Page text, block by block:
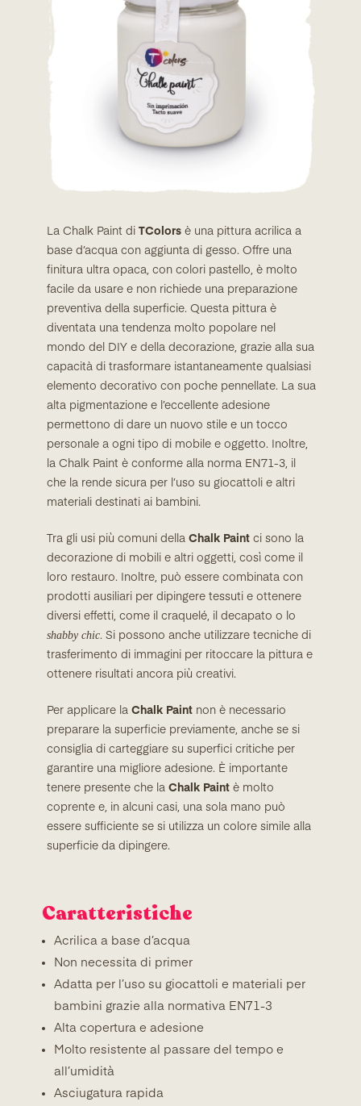
La Chalk Paint di TColors è una pittura acrilica a
base d’acqua con aggiunta di gesso. Offre una
finitura ultra opaca, con colori pastello, è molto
facile da usare e non richiede una preparazione
preventiva della superficie. Questa pittura è
diventata una tendenza molto popolare nel
mondo del DIY e della decorazione, grazie alla sua
capacità di trasformare istantaneamente qualsiasi
elemento decorativo con poche pennellate. La sua
alta pigmentazione e l’eccellente adesione
permettono di dare un nuovo stile e un tocco
personale a ogni tipo di mobile e oggetto. Inoltre,
la Chalk Paint è conforme alla norma EN71-3, il
che la rende sicura per l’uso su giocattoli e altri
materiali destinati ai bambini.
Tra gli usi più comuni della Chalk Paint ci sono la
decorazione di mobili e altri oggetti, così come il
loro restauro. Inoltre, può essere combinata con
prodotti ausiliari per dipingere tessuti e ottenere
diversi effetti, come il craquelé, il decapato o lo
shabby chic. Si possono anche utilizzare tecniche di
trasferimento di immagini per ritoccare la pittura e
ottenere risultati ancora più creativi.
Per applicare la Chalk Paint non è necessario
preparare la superficie previamente, anche se si
consiglia di carteggiare su superfici critiche per
garantire una migliore adesione. È importante
tenere presente che la Chalk Paint è molto
coprente e, in alcuni casi, una sola mano può
essere sufficiente se si utilizza un colore simile alla
superficie da dipingere.
Caratteristiche
Acrilica a base d’acqua
Non necessita di primer
Adatta per l’uso su giocattoli e materiali per
bambini grazie alla normativa EN71-3
Alta copertura e adesione
Molto resistente al passare del tempo e
all’umidità
Asciugatura rapida